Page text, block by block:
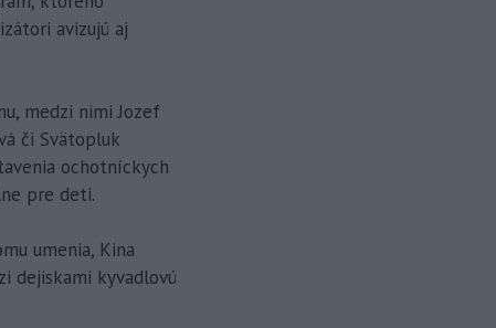
avizujú aj
medzi nimi Jozef
či Svätopluk
ochotníckych
pre deti.
umenia, Kina
dejiskami kyvadlovú